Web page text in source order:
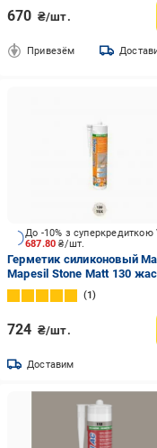
670 ₴/шт.
Привезём
687.80₴/шт.
Герметик силиконовый
Mapesil Stone Matt 130
310 мл
1
724 ₴/шт.
Доставим